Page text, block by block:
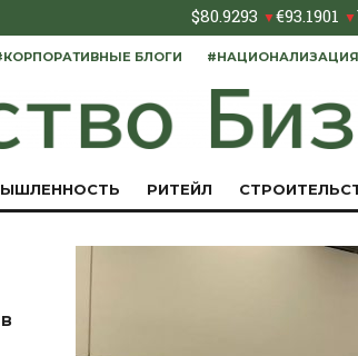
$80.9293 ▼€93.1901 ▼
БЛОГИ #НАЦИОНАЛИЗАЦИЯ
РИТЕЙЛ